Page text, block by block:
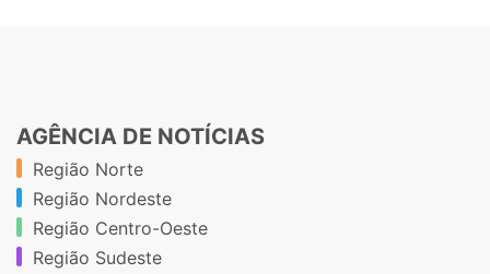
AGÊNCIA DE NOTÍCIAS
Região Norte
Região Nordeste
Região Centro-Oeste
Região Sudeste